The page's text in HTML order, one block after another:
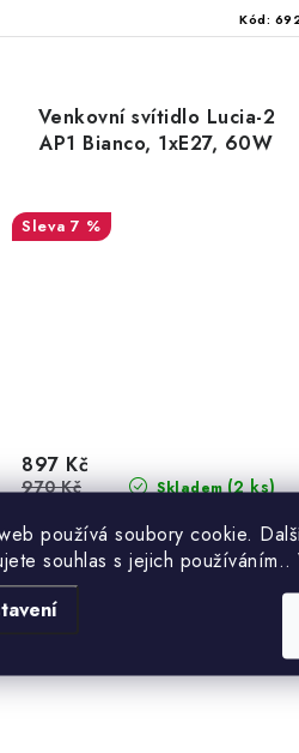
používá soubory cookie.
souhlas s jejich
Kód:
Venkovní svítidlo Lucia-2
AP1 Bianco, 1xE27, 60W
7 %
Skladem(2 ks)
897 Kč
970 Kč